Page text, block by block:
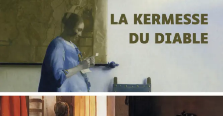
Offre découverte Annie Degroote
Annie Degroote
€